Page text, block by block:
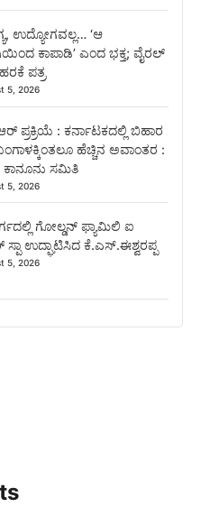
ಉದ್ಯೋಗವಲ್ಲ… ‘ಆ
ಕಾಪಾಡಿ’ ಎಂದ ಭಕ್ತ; ವೈರಲ್
ಪತ್ರ
5, 2026
ಪ್ರಕ್ರಿಯೆ : ಕರ್ನಾಟಕದಲ್ಲಿ ಬಿಹಾರ
ಹೆಚ್ಚಿನ ಅವಾಂತರ :
ಕಾನೂನು ಸಮಿತಿ
5, 2026
ಗೋಲ್ಡನ್ ಫ್ಯಾಮಿಲಿ ಐ
ಸ್ಪಾ ಉದ್ಘಾಟಿಸಿದ ಕೆ.ಎಸ್.ಈಶ್ವರಪ್ಪ
5, 2026